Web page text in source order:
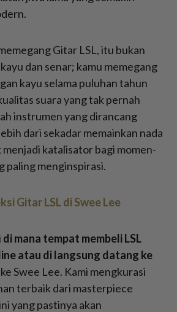
Gitar LSL, itu bukan
dan senar; kamu memegang
kayu selama puluhan tahun
suara yang tak pernah
instrumen yang dirancang
dari sekadar memainkan nada
katalisator bagi momen-
paling menginspirasi.
Gitar LSL di Swee Lee
di mana tempat membeli LSL
atau di langsung datang ke
Swee Lee. Kami mengkurasi
terbaik dari masterpiece
yang pastinya akan